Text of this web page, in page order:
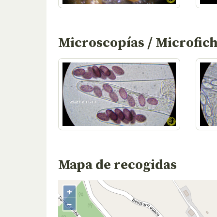
Microscopías /
Mapa de recogidas
+
−